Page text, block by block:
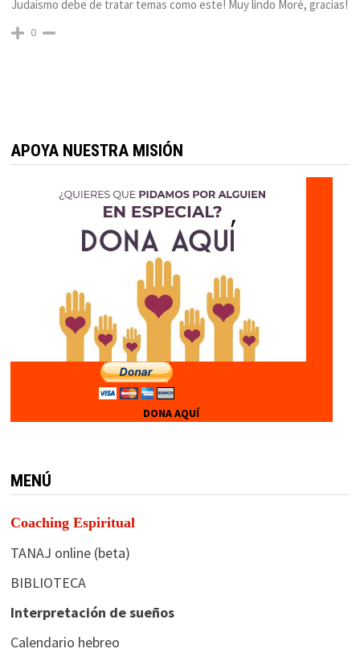
Judaísmo debe de tratar temas como este! Muy lindo Moré, gracias!
0
APOYA NUESTRA MISIÓN
DONA AQUÍ
MENÚ
Coaching Espiritual
TANAJ online (beta)
BIBLIOTECA
Interpretación de sueños
Calendario hebreo